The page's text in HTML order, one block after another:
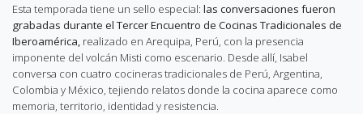
Esta temporada tiene un sello especial: las conversaciones fueron
grabadas durante el Tercer Encuentro de Cocinas Tradicionales de
Iberoamérica, realizado en Arequipa, Perú, con la presencia
imponente del volcán Misti como escenario. Desde allí, Isabel
conversa con cuatro cocineras tradicionales de Perú, Argentina,
Colombia y México, tejiendo relatos donde la cocina aparece como
memoria, territorio, identidad y resistencia.